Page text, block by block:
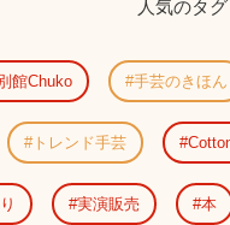
人気のタグ
館Chuko 手芸のきほん
トレンド手芸
実演販売 本